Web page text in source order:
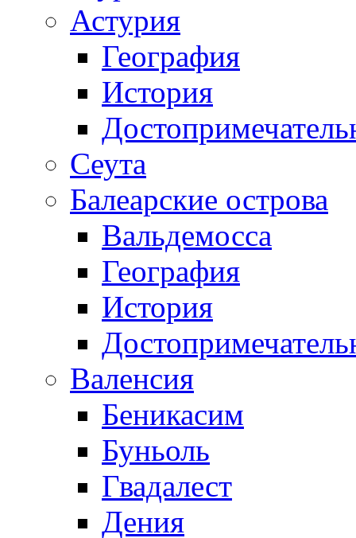
Астурия
География
История
Сеута
Балеарские острова
Вальдемосса
География
История
Валенсия
Беникасим
Буньоль
Гвадалест
Дения